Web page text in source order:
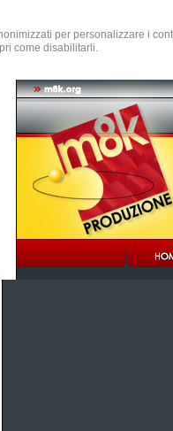
per personalizzare i
come disabilitarli.